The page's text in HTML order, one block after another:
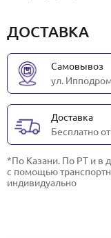
ДОСТАВКА
Самовывоз
ул.
Доставка
Бесплатно
*По Казани. По РТ и в
с помощью
индивидуально